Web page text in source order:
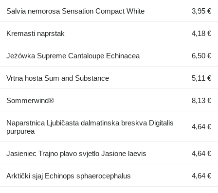
Salvia nemorosa Sensation Compact White 3,95 €
Kremasti naprstak 4,18 €
Jeżówka Supreme Cantaloupe Echinacea 6,50 €
Vrtna hosta Sum and Substance 5,11 €
Sommerwind® 8,13 €
Naparstnica Ljubičasta dalmatinska breskva Digitalis
purpurea
4,64 €
Jasieniec Trajno plavo svjetlo Jasione laevis 4,64 €
Arktički sjaj Echinops sphaerocephalus 4,64 €